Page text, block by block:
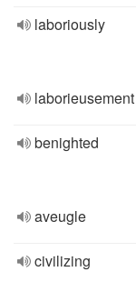
laboriously
laborieusement
benighted
aveugle
civilizing